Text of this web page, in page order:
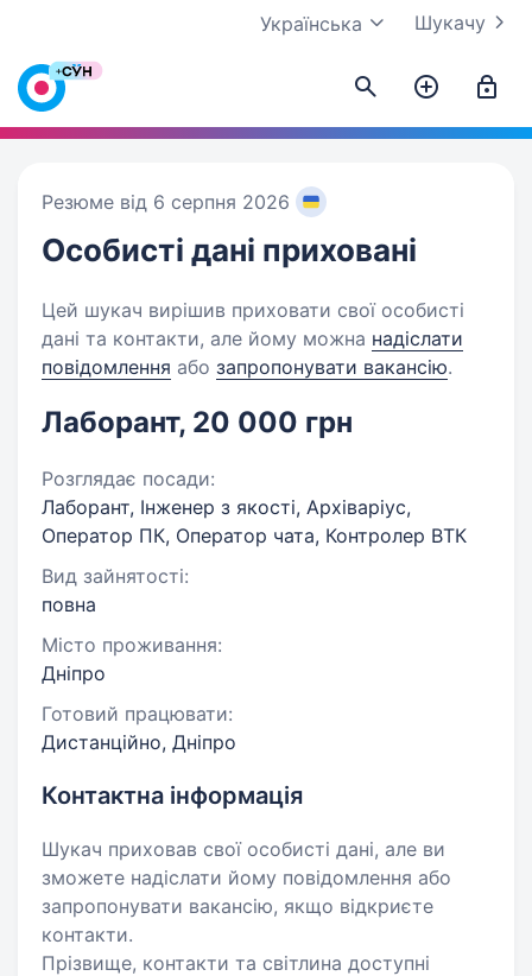
Шукачу
Українська
Резюме від 6 серпня 2026
Особисті дані приховані
Цей шукач вирішив приховати свої особисті
дані та контакти, але йому можна надіслати
повідомлення або запропонувати вакансію.
Лаборант, 20 000 грн
Розглядає посади:
Лаборант, Інженер з якості, Архіваріус,
Оператор ПК, Оператор чата, Контролер ВТК
Вид зайнятості:
повна
Місто проживання:
Дніпро
Готовий працювати:
Дистанційно, Дніпро
Контактна інформація
Шукач приховав свої особисті дані, але ви
зможете надіслати йому повідомлення або
запропонувати вакансію, якщо відкриєте
контакти.
Прізвище, контакти та світлина доступні